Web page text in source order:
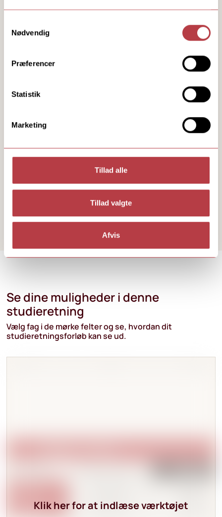
Nødvendig
Præferencer
Statistik
Marketing
Tillad alle
Tillad valgte
Afvis
Se dine muligheder i denne
studieretning
Vælg fag i de mørke felter og se, hvordan dit
studieretningsforløb kan se ud.
Klik her for at indlæse værktøjet